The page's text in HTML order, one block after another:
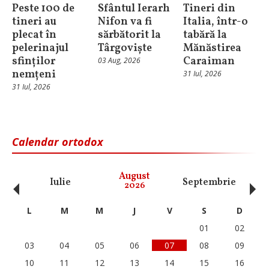
Peste 100 de
tineri au
plecat în
pelerinajul
sfinților
nemțeni
31 Iul, 2026
Sfântul Ierarh
Nifon va fi
sărbătorit la
Târgoviște
03 Aug, 2026
Tineri din
Italia, într-o
tabără la
Mănăstirea
Caraiman
31 Iul, 2026
Calendar ortodox
Iulie August
2026 Septembrie
‹ L M M J V S
D
01
02
03
04 05 06 07 08
09
10
11 12 13 14 15
16